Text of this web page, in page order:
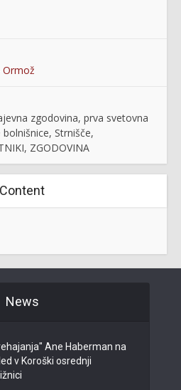
Ormož
zgodovina, prva svetovna
Strnišče,
ZGODOVINA
Content
News
Ane Haberman na
v Koroški osrednji